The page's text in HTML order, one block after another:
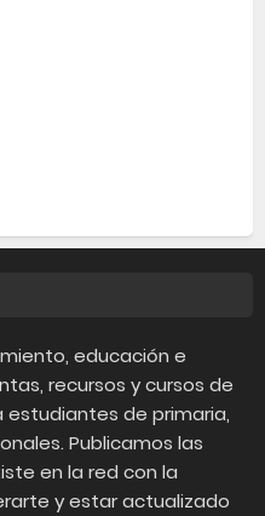
educación e
recursos y cursos de
de primaria,
Publicamos las
en la red con la
y estar actualizado